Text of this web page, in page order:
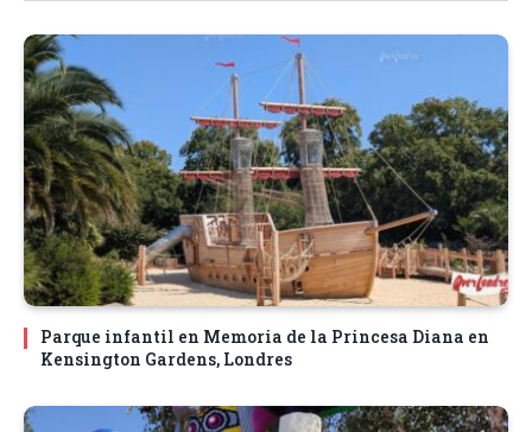
Parque infantil en Memoria de la Princesa Diana en
Kensington Gardens, Londres